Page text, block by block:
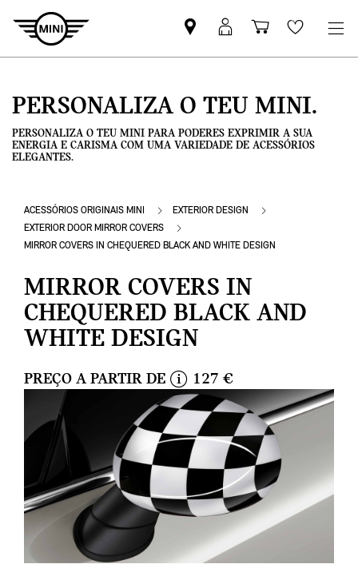
Pesquisar
parceiro
Iniciar
sessão
Carrinho
de
Wishlist
PERSONALIZA O TEU MINI.
PERSONALIZA O TEU MINI PARA PODERES EXPRIMIR A SUA
ENERGIA E CARISMA COM UMA VARIEDADE DE ACESSÓRIOS
ELEGANTES.
ACESSÓRIOS ORIGINAIS MINI
EXTERIOR DESIGN
EXTERIOR DOOR MIRROR COVERS
MIRROR COVERS IN CHEQUERED BLACK AND WHITE DESIGN
MIRROR COVERS IN
CHEQUERED BLACK AND
WHITE DESIGN
PREÇO A PARTIR DE
i
n
f
127 €